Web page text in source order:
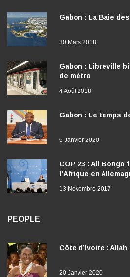
Gabon : La Baie
30 Mars 2018
Gabon : Libreville
de métro
4 Août 2018
Gabon : Le temps
6 Janvier 2020
COP 23 : Ali Bongo
l’Afrique en
13 Novembre 2017
PEOPLE
Côte d’Ivoire :
20 Janvier 2020